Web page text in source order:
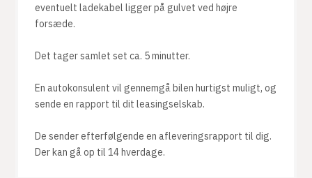
eventuelt ladekabel ligger på gulvet ved højre
forsæde.
Det tager samlet set ca. 5 minutter.
En autokonsulent vil gennemgå bilen hurtigst muligt, og
sende en rapport til dit leasingselskab.
De sender efterfølgende en afleveringsrapport til dig.
Der kan gå op til 14 hverdage.